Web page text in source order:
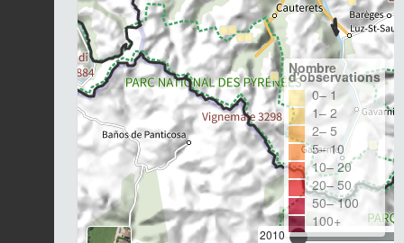
2010
Nombre
d'observations
0– 1
1– 2
2– 5
5– 10
10– 20
20– 50
50– 100
100+